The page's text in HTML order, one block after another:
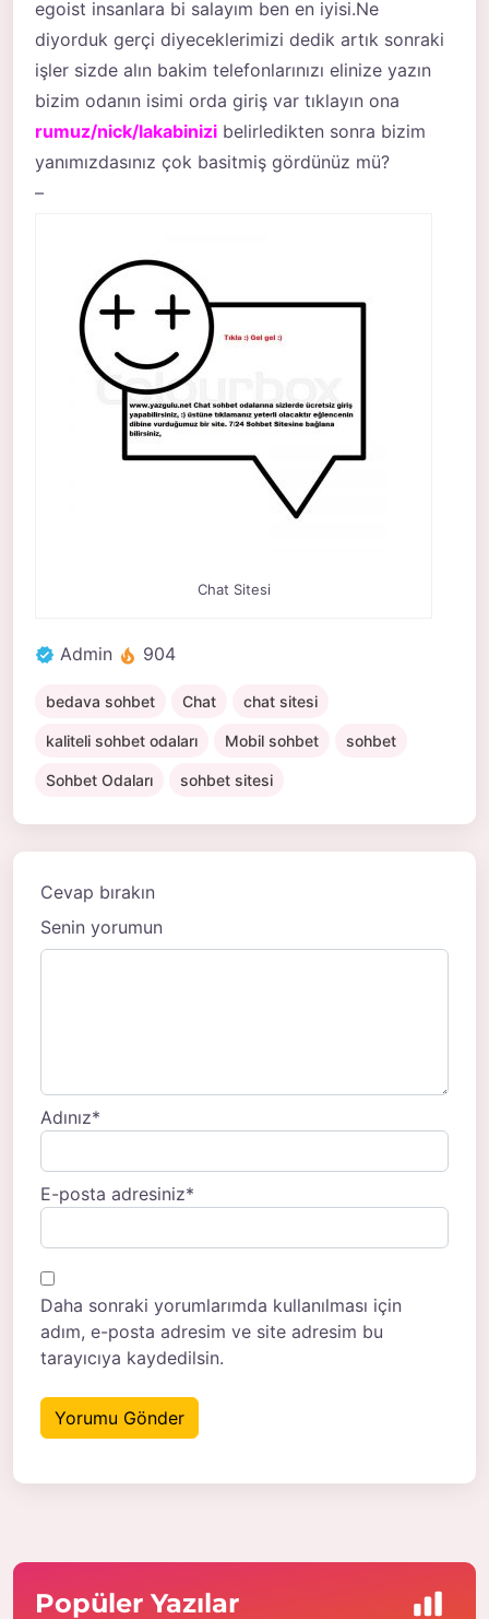
egoist insanlara bi salayım ben en iyisi.Ne
diyorduk gerçi diyeceklerimizi dedik artık sonraki
işler sizde alın bakim telefonlarınızı elinize yazın
bizim odanın isimi orda giriş var tıklayın ona
rumuz/nick/lakabinizi belirledikten sonra bizim
yanımızdasınız çok basitmiş gördünüz mü?
–
Chat Sitesi
Admin 904
bedava sohbet Chat chat sitesi
kaliteli sohbet odaları Mobil sohbet sohbet
Sohbet Odaları sohbet sitesi
Cevap bırakın
Senin yorumun
Adınız*
E-posta adresiniz*
Daha sonraki yorumlarımda kullanılması için
adım, e-posta adresim ve site adresim bu
tarayıcıya kaydedilsin.
Popüler Yazılar